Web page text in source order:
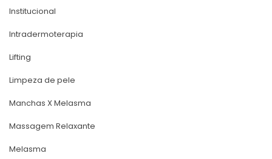
Institucional
Intradermoterapia
Lifting
Limpeza de pele
Manchas X Melasma
Massagem Relaxante
Melasma